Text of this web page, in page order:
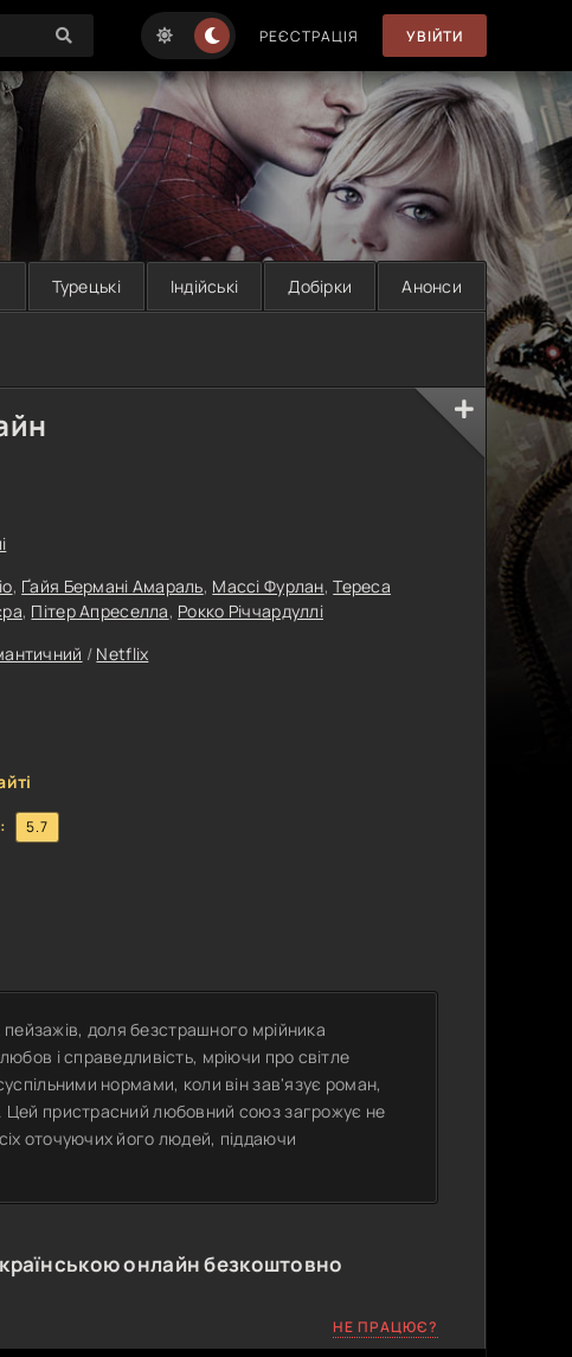
РЕЄСТРАЦІЯ УВІЙТИ
Турецькі Індійські Добірки Анонси
, Ґайя Бермані Амараль, Массі Фурлан,Тереса
, Пітер Апреселла, Рокко Річчардуллі
/ Netflix
5.7
пейзажів, доля безстрашного мрійника
і справедливість, мріючи про світле
нормами, коли він зав'язує роман,
Цей пристрасний любовний союз загрожує не
оточуючих його людей, піддаючи
онлайн безкоштовно
НЕ ПРАЦЮЄ?